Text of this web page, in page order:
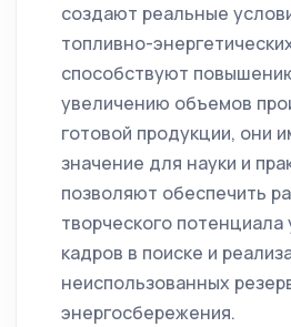
создают реальные
топливно-
способствуют
увеличению объемов
готовой продукции, они
значение для науки и
позволяют обеспечить
творческого
кадров в поиске и
неиспользованных
энергосбережения.